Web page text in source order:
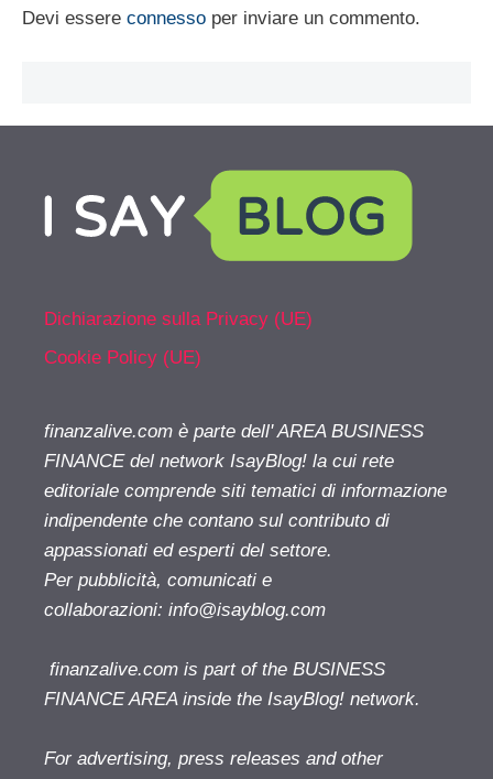
Devi essere connesso per inviare un commento.
Dichiarazione sulla Privacy (UE)
Cookie Policy (UE)
finanzalive.com è parte dell' AREA BUSINESS
FINANCE del network IsayBlog! la cui rete
editoriale comprende siti tematici di informazione
indipendente che contano sul contributo di
appassionati ed esperti del settore.
Per pubblicità, comunicati e
collaborazioni: info@isayblog.com
finanzalive.com is part of the BUSINESS
FINANCE AREA inside the IsayBlog! network.
For advertising, press releases and other